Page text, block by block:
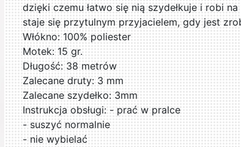
dzięki czemu łatwo się nią szydełkuje i robi
staje się przytulnym przyjacielem, gdy jest
Włókno: 100% poliester
Motek: 15 gr.
Długość: 38 metrów
Zalecane druty: 3 mm
Zalecane szydełko: 3mm
Instrukcja obsługi: - prać w pralce
- suszyć normalnie
- nie wybielać